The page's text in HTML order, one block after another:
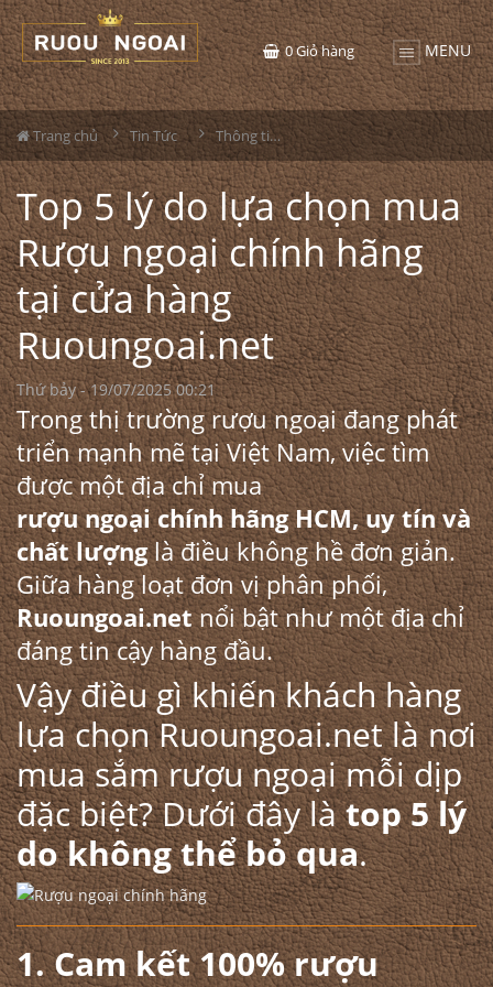
MENU
0Giỏ hàng
Trang chủ Tin Tức Thông tin Rượu ngoại
Top 5 lý do lựa chọn mua
Rượu ngoại chính hãng
tại cửa hàng
Ruoungoai.net
Thứ bảy - 19/07/2025 00:21
Trong thị trường rượu ngoại đang phát
triển mạnh mẽ tại Việt Nam, việc tìm
được một địa chỉ mua
rượu ngoại chính hãng HCM, uy tín và
chất lượnglà điều không hề đơn giản.
Giữa hàng loạt đơn vị phân phối,
Ruoungoai.netnổi bật như một địa chỉ
đáng tin cậy hàng đầu.
Vậy điều gì khiến khách hàng
lựa chọn Ruoungoai.net là nơi
mua sắm rượu ngoại mỗi dịp
đặc biệt? Dưới đây làtop 5 lý
do không thể bỏ qua.
1. Cam kết 100% rượu